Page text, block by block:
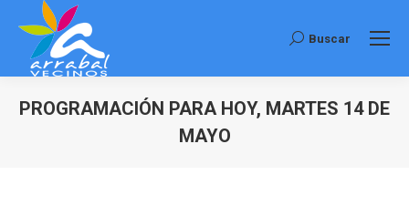
Buscar:
Buscar
PROGRAMACIÓN PARA HOY, MARTES 14 DE
MAYO